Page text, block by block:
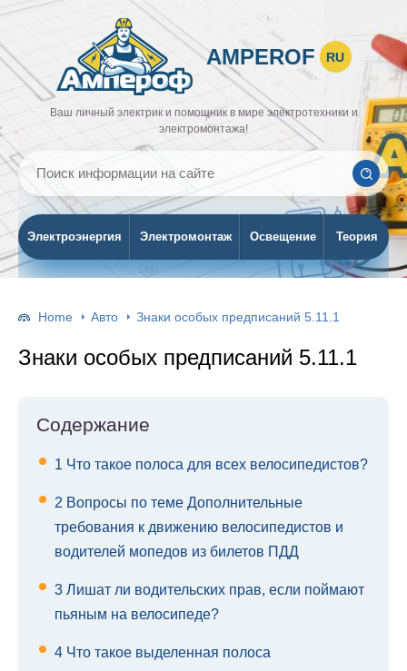
AMPEROF RU
Ваш личный электрик и помощник в мире электротехники и
электромонтажа!
Электроэнергия Электромонтаж Освещение Теория
Home Авто Знаки особых предписаний 5.11.1
Знаки особых предписаний 5.11.1
Содержание
1 Что такое полоса для всех велосипедистов?
2 Вопросы по теме Дополнительные
требования к движению велосипедистов и
водителей мопедов из билетов ПДД
3 Лишат ли водительских прав, если поймают
пьяным на велосипеде?
4 Что такое выделенная полоса